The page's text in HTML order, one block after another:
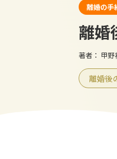
離婚の手
離婚
著者： 甲野
離婚後